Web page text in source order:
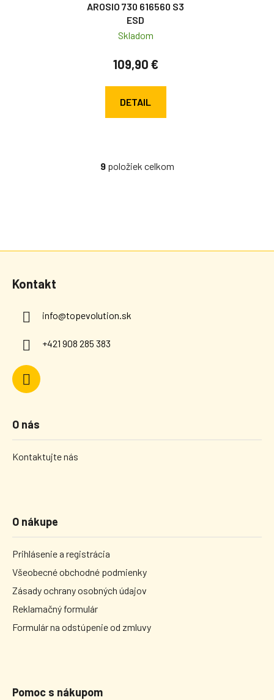
AROSIO 730 616560 S3
ESD
Skladom
109,90 €
DETAIL
Ovládacie prvky výpisu
9položiek celkom
Kontakt
info@topevolution.sk
+421 908 285 383
O nás
Kontaktujte nás
O nákupe
Prihlásenie a registrácia
Všeobecné obchodné podmienky
Zásady ochrany osobných údajov
Reklamačný formulár
Formulár na odstúpenie od zmluvy
Pomoc s nákupom